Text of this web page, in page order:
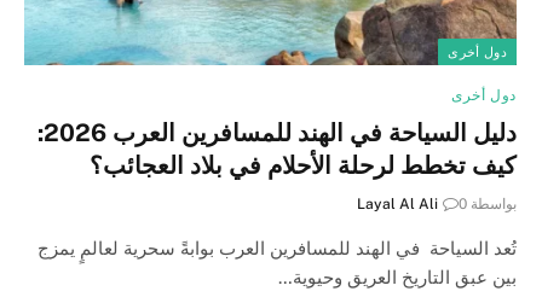
دول أخرى
دول أخرى
دليل السياحة في الهند للمسافرين العرب 2026:
كيف تخطط لرحلة الأحلام في بلاد العجائب؟
بواسطة Layal Al Ali 0
تُعد السياحة في الهند للمسافرين العرب بوابةً سحرية لعالمٍ يمزج
بين عبق التاريخ العريق وحيوية…